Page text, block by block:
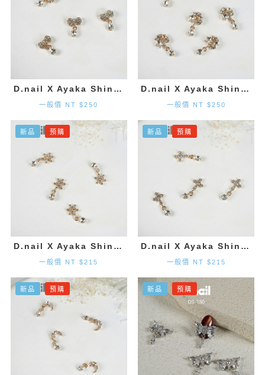
D.nail X Ayaka Shinohara 領結墜飾-金色 (2入)
一般價 NT $250
D.nail X Ayaka Shinohara 星星墜飾-金色 (2入)
一般價 NT $250
新品 預購
D.nail X Ayaka Shinohara 雪花墜飾-金色 (2入)
一般價 NT $215
新品 預購
D.nail X Ayaka Shinohara 十字墜飾-金色 (2入)
一般價 NT $215
新品 預購 新品 預購